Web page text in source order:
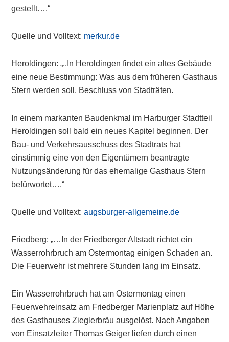
gestellt….“
Quelle und Volltext: merkur.de
Heroldingen: „..In Heroldingen findet ein altes Gebäude
eine neue Bestimmung: Was aus dem früheren Gasthaus
Stern werden soll. Beschluss von Stadträten.
In einem markanten Baudenkmal im Harburger Stadtteil
Heroldingen soll bald ein neues Kapitel beginnen. Der
Bau- und Verkehrsausschuss des Stadtrats hat
einstimmig eine von den Eigentümern beantragte
Nutzungsänderung für das ehemalige Gasthaus Stern
befürwortet….“
Quelle und Volltext:augsburger-allgemeine.de
Friedberg: „…In der Friedberger Altstadt richtet ein
Wasserrohrbruch am Ostermontag einigen Schaden an.
Die Feuerwehr ist mehrere Stunden lang im Einsatz.
Ein Wasserrohrbruch hat am Ostermontag einen
Feuerwehreinsatz am Friedberger Marienplatz auf Höhe
des Gasthauses Zieglerbräu ausgelöst. Nach Angaben
von Einsatzleiter Thomas Geiger liefen durch einen